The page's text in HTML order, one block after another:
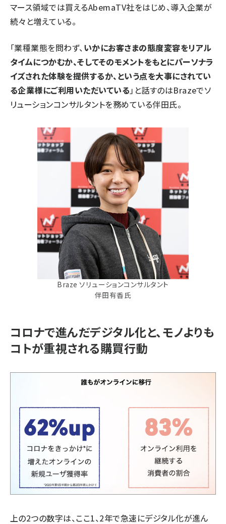
マース領域では買えるAbemaTV社をはじめ、導入企業が
続々と増えている。
「業種業態を問わず、いかにお客さまの態度変容をリアル
タイムにつかむか、そしてそのモメントをもとにパーソナラ
イズされた体験を提供するか、という点を大事にされてい
る企業様にご利用いただいている」と話すのはBrazeでソ
リューションコンサルタントを務めている伴田氏。
Braze ソリューションコンサルタント
伴田有香氏
コロナで進んだデジタル化と、モノよりも
コトが重視される購買行動
上の2つの数字は、ここ1、2年で急速にデジタル化が進ん